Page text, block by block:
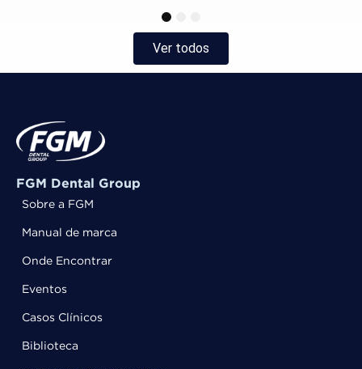
Ver todos
FGM Dental Group
Sobre a FGM
Manual de marca
Onde Encontrar
Eventos
Casos Clínicos
Biblioteca